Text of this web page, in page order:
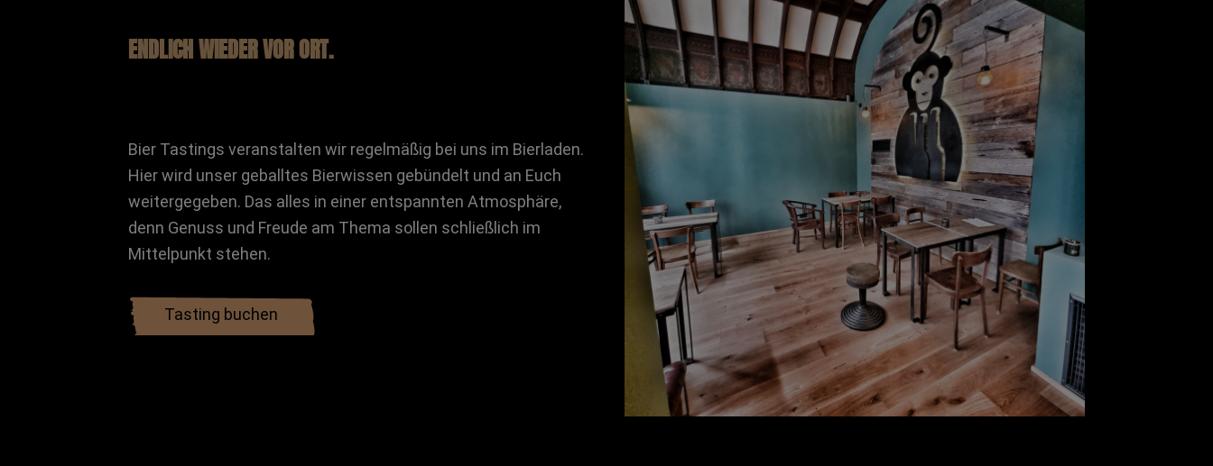
ENDLICH WIEDER VOR ORT.
Bier Tastings veranstalten wir regelmäßig bei uns im Bierladen.
Hier wird unser geballtes Bierwissen gebündelt und an Euch
weitergegeben. Das alles in einer entspannten Atmosphäre,
denn Genuss und Freude am Thema sollen schließlich im
Mittelpunkt stehen.
Tasting buchen